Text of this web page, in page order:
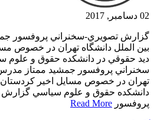
02 دسامبر, 2017
گزارش تصويري-سخنراني پروفسور
بين الملل دانشگاه تهران در خصوص
ديد حقوقي در دانشكده حقوق و
سخنراني پروفسور جمشيد ممتاز
تهران در خصوص مسايل اخير كردستان
دانشكده حقوق و علوم سياسي گزارش
پروفسور Read More